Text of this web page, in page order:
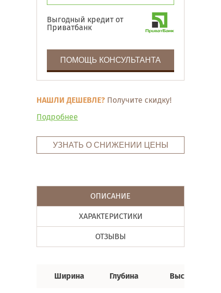
Выгодный кредит от
Приватбанк
ПОМОЩЬ КОНСУЛЬТАНТА
НАШЛИ ДЕШЕВЛЕ? Получите скидку!
Подробнее
УЗНАТЬ О СНИЖЕНИИ ЦЕНЫ
ОПИСАНИЕ
ХАРАКТЕРИСТИКИ
ОТЗЫВЫ
Ширина Глубина Высота